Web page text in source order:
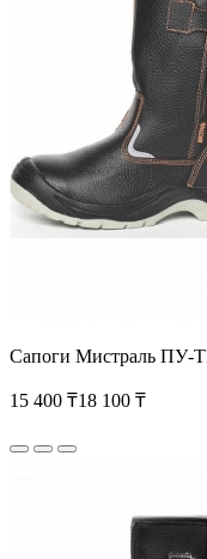
Сапоги Мистраль
15 400 ₸18 100 ₸